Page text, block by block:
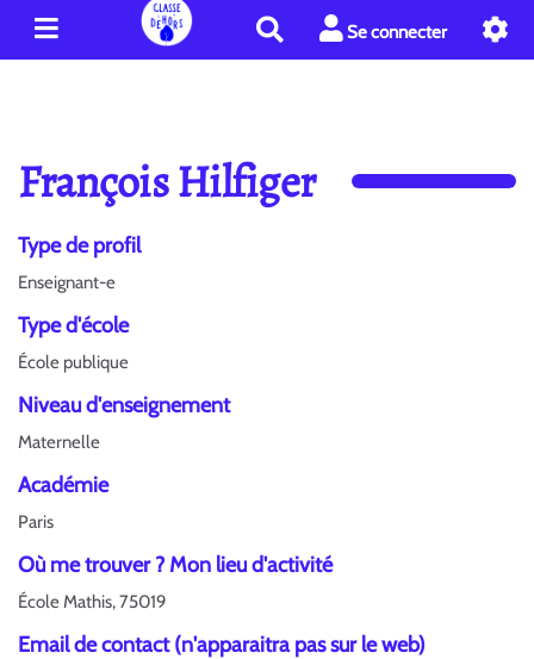
e
c
Se connecter
François Hilfiger
Type de profil
Enseignant-e
Type d'école
École publique
Niveau d'enseignement
Maternelle
Académie
Paris
Où me trouver ? Mon lieu d'activité
École Mathis, 75019
Email de contact (n'apparaitra pas sur le web)